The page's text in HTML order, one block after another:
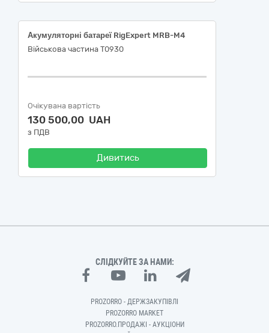
Акумуляторні батареї RigExpert MRB-M4
Військова частина Т0930
Очікувана вартість
130 500,00 UAH
з ПДВ
Дивитись
СЛІДКУЙТЕ ЗА НАМИ:
PROZORRO - ДЕРЖЗАКУПІВЛІ
PROZORRO MARKET
PROZORRO.ПРОДАЖІ - АУКЦІОНИ